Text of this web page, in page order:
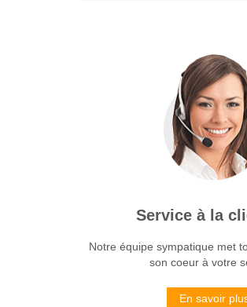
Service à la
Notre équipe sympatique met
son coeur à votre
En savoir